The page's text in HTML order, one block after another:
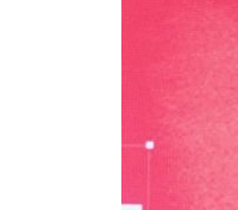
回
歸